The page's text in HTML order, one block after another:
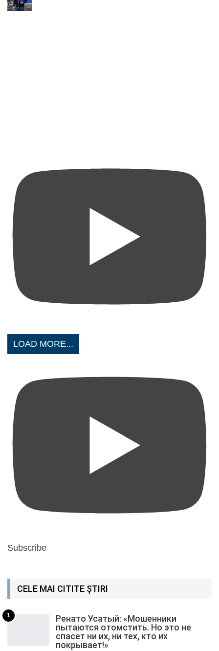
LOAD MORE...
Subscribe
CELE MAI CITITE ȘTIRI
1
Ренато Усатый: «Мошенники
пытаются отомстить. Но это не
спасет ни их, ни тех, кто их
покрывает!»